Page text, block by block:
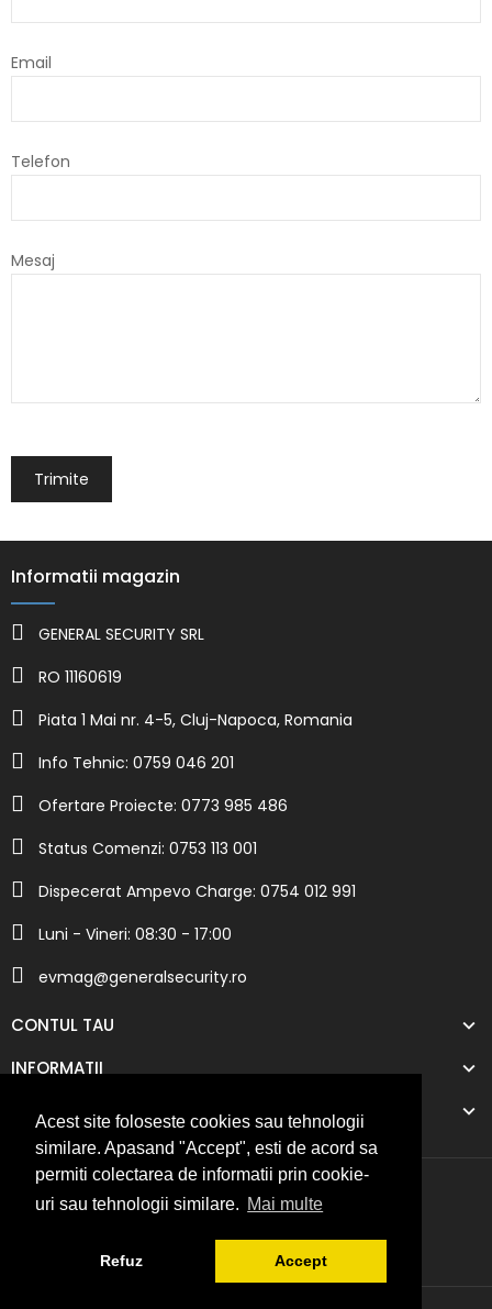
Acest site foloseste cookies sau tehnologii
similare. Apasand "Accept", esti de acord sa
permiti colectarea de informatii prin cookie-
uri sau tehnologii similare. Mai multe
Refuz Accept
Email
Telefon
Mesaj
Informatii magazin
GENERAL SECURITY SRL
RO 11160619
Piata 1 Mai nr. 4-5, Cluj-Napoca, Romania
Info Tehnic: 0759 046 201
Ofertare Proiecte: 0773 985 486
Status Comenzi: 0753 113 001
Dispecerat Ampevo Charge: 0754 012 991
Luni - Vineri: 08:30 - 17:00
evmag@generalsecurity.ro
CONTUL TAU
INFORMATII
COMPANIA NOASTRA